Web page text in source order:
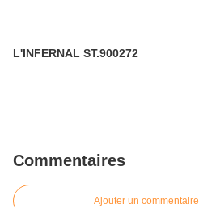
L'INFERNAL ST.900272
Commentaires
Ajouter un commentaire